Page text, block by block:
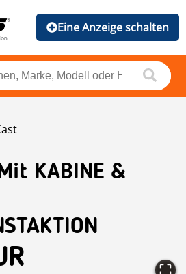
Eine Anzeige schalten
KABINE &